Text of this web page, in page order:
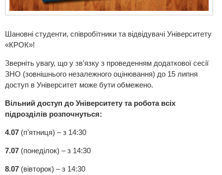
Шановні студенти, співробітники та відвідувачі Університету
«КРОК»!
Зверніть увагу, що у зв’язку з проведенням додаткової сесії
ЗНО (зовнішнього незалежного оцінювання) до 15 липня
доступ в Університет може бути обмежено.
Вільний доступ до Університету та робота всіх
підрозділів розпочнуться:
4.07 (п’ятниця) – з 14:30
7.07 (понеділок) – з 14:30
8.07 (вівторок) – з 14:30